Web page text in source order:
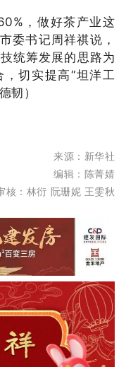
，做好茶产业这
委书记周祥祺说，
统筹发展的思路为
切实提高“坦洋工
韧）
来源：新华社
编辑：陈菁婧
核：林衍 阮珊妮 王雯秋